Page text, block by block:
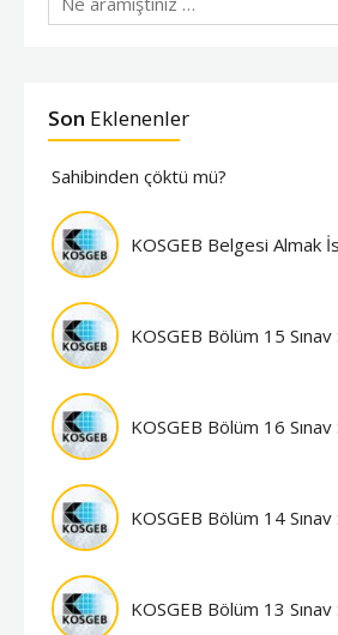
Son Eklenenler
Sahibinden çöktü mü?
KOSGEB Belgesi Almak
KOSGEB Bölüm 15
KOSGEB Bölüm 16
KOSGEB Bölüm 14
KOSGEB Bölüm 13